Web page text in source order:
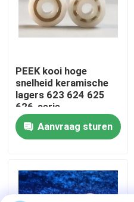
Fabrieksreis
Neem contact met ons op
Verzoek om een Citaat
608 Ceramische Lagers
PEEK kooi hoge
snelheid keramische
lagers 623 624 625
626-serie
Aanvraag sturen